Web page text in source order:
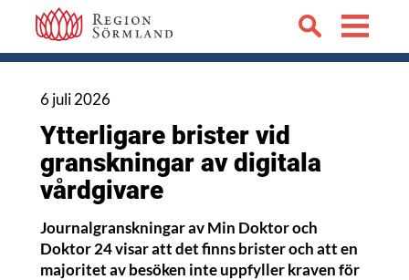
6 juli 2026
Ytterligare brister vid
granskningar av digitala
vårdgivare
Journalgranskningar av Min Doktor och
Doktor 24 visar att det finns brister och att en
majoritet av besöken inte uppfyller kraven för